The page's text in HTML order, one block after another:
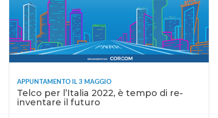
APPUNTAMENTO IL 3 MAGGIO
Telco per l’Italia 2022, è tempo di re-
inventare il futuro